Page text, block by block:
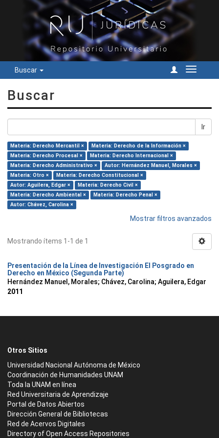
Buscar
Cambiar
Buscar
Ir
Materia: Derecho Mercantil ×
Materia: Derecho de la Información ×
Materia: Derecho Procesal ×
Materia: Derecho Internacional ×
Materia: Derecho Administrativo ×
Autor: Hernández Manuel, Morales ×
Materia: Otro ×
Materia: Derecho Constitucional ×
Autor: Aguilera, Edgar ×
Materia: Derecho Civil ×
Materia: Derecho Ambiental ×
Materia: Derecho Penal ×
Autor: Chávez, Carolina ×
Mostrar filtros avanzados
Mostrando ítems 1-1 de 1
Presentación de la Línea de Investigación El Posgrado en
Derecho en México (Segunda Parte)
Hernández Manuel, Morales; Chávez, Carolina; Aguilera, Edgar
2011
Otros Sitios
Universidad Nacional Autónoma de México
Coordinación de Humanidades UNAM
Toda la UNAM en línea
Red Universitaria de Aprendizaje
Portal de Datos Abiertos
Dirección General de Bibliotecas
Red de Acervos Digitales
Directory of Open Access Repositories